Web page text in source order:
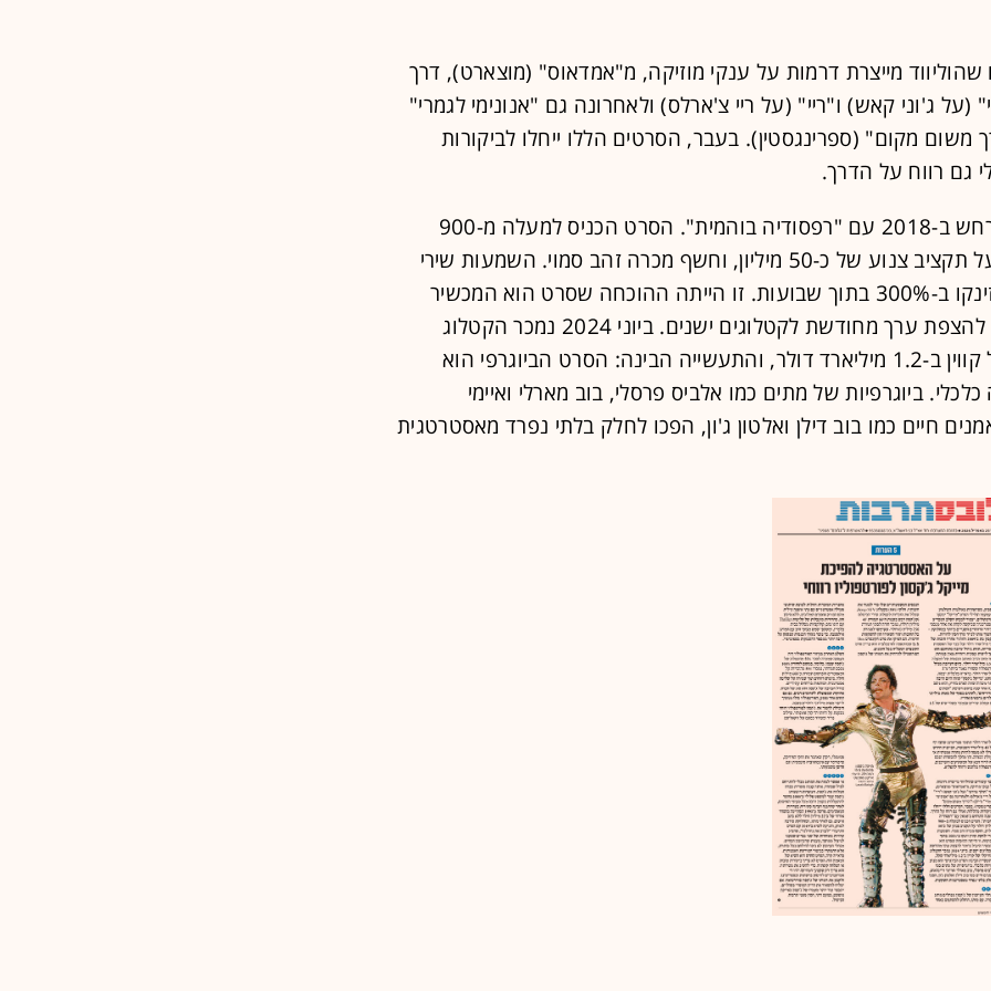
מייצרת דרמות על ענקי מוזיקה, מ"אמדאוס" (מוצארט), דרך
(על ג'וני קאש) ו"ריי" (על ריי צ'ארלס) ולאחרונה גם "אנונימי לגמרי"
משום מקום" (ספרינגסטין). בעבר, הסרטים הללו ייחלו לביקורות
גם רווח על הדרך.
המפנה התרחש ב-2018 עם "רפסודיה בוהמית". הסרט הכניס למעלה מ-900
מיליון דולר על תקציב צנוע של כ-50 מיליון, וחשף מכרה זהב סמוי. השמעות שירי
להקת קווין זינקו ב-300% בתוך שבועות. זו הייתה ההוכחה שסרט הוא המכשיר
היעיל ביותר להצפת ערך מחודשת לקטלוגים ישנים. ביוני 2024 נמכר הקטלוג
המוזיקלי של קווין ב-1.2 מיליארד דולר, והתעשייה הבינה: הסרט הביוגרפי הוא
ביוגרפיות של מתים כמו אלביס פרסלי, בוב מארלי ואיימי
חיים כמו בוב דילן ואלטון ג'ון, הפכו לחלק בלתי נפרד מאסטרטגית